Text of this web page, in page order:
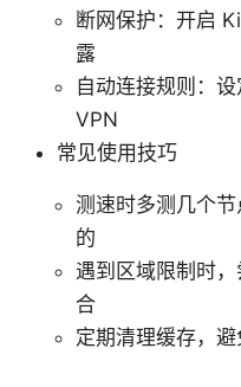
断网保护：开启
露
自动连接规则：
VPN
常见使用技巧
测速时多测几个
的
遇到区域限制时
合
定期清理缓存，